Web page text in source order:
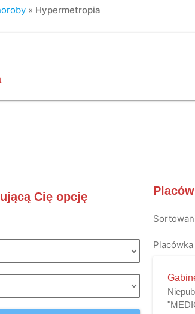
» Hypermetropia
Cię opcję